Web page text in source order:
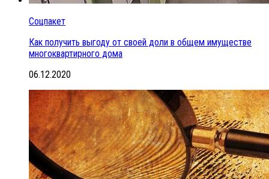
Соцпакет
Как получить выгоду от своей доли в общем имуществе
многоквартирного дома
06.12.2020